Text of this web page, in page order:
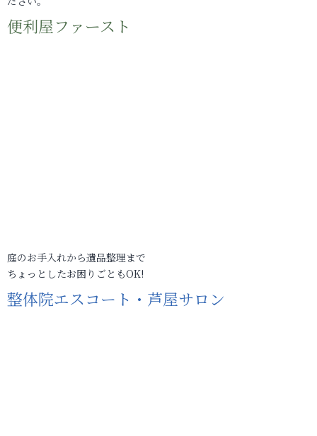
便利屋ファースト
庭のお手入れから遺品整理まで
ちょっとしたお困りごともOK!
整体院エスコート・芦屋サロン